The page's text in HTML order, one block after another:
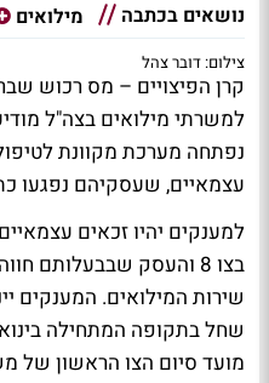
נושאים בכתבה מילואים
צילום: דובר צהל
קרן הפיצויים – מס רכוש
למשרתי מילואים בצה"ל
נפתחה מערכת מקוונת
עצמאיים, שעסקיהם נפגעו
בצו 8 והעסק שבבעלותם
שירות המילואים. המענקים
מועד סיום הצו הראשון של